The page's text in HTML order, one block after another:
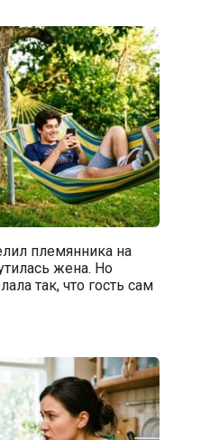
племянника на
жена. Но
так, что гость сам